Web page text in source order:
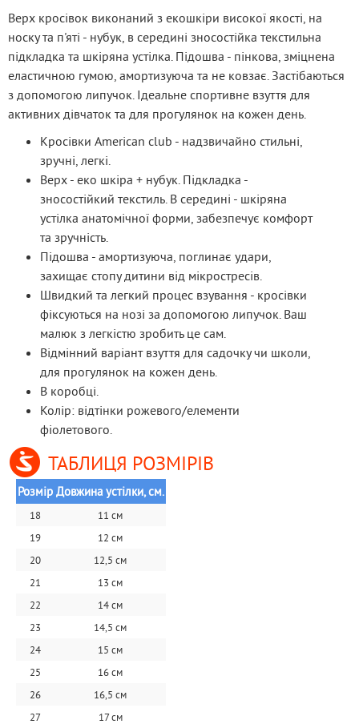
Верх кросівок виконаний з екошкіри високої якості, на
носку та п'яті - нубук, в середині зносостійка текстильна
підкладка та шкіряна устілка. Підошва - пінкова, зміцнена
еластичною гумою, амортизуюча та не ковзає. Застібаються
з допомогою липучок. Ідеальне спортивне взуття для
активних дівчаток та для прогулянок на кожен день.
Кросівки American club - надзвичайно стильні,
зручні, легкі.
Верх - еко шкіра + нубук. Підкладка -
зносостійкий текстиль. В середині - шкіряна
устілка анатомічної форми, забезпечує комфорт
та зручність.
Підошва - амортизуюча, поглинає удари,
захищає стопу дитини від мікростресів.
Швидкий та легкий процес взування - кросівки
фіксуються на нозі за допомогою липучок. Ваш
малюк з легкістю зробить це сам.
Відмінний варіант взуття для садочку чи школи,
для прогулянок на кожен день.
В коробці.
Колір: відтінки рожевого/елементи
фіолетового.
ТАБЛИЦЯ РОЗМІРІВ
Розмір Довжина устілки, см.
18
11 см
19
12 см
20
12,5 см
21
13 см
22
14 см
23
14,5 см
24
15 см
25
16 см
26
16,5 см
27
17 см